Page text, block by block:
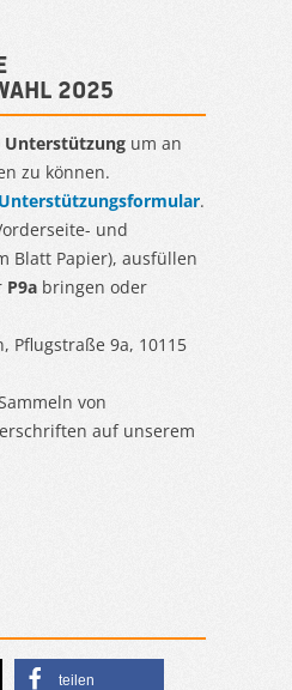
2025
Unterstützung um an
zu können.
Unterstützungsformular.
und
Blatt Papier), ausfüllen
P9a bringen oder
Pflugstraße 9a, 10115
von
auf unserem
teilen